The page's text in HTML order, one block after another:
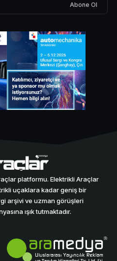
Abone Ol
platformu. Elektrikli Araçlar
uçaklara kadar geniş bir
arşivi ve uzman görüşleri
ışık tutmaktadır.